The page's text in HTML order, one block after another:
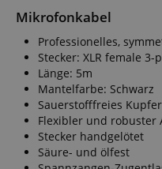
Mikrofonkabel
Professionelles,
Stecker: XLR female
Länge: 5m
Mantelfarbe: Schwarz
Sauerstofffreies Kupfer
Flexibler und robuster
Stecker handgelötet
Säure- und ölfest